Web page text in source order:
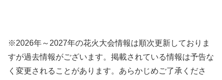
※2026年～2027年の花火大会情報は順次更新しておりま
すが過去情報がございます。掲載されている情報は予告な
く変更されることがあります。あらかじめご了承くださ